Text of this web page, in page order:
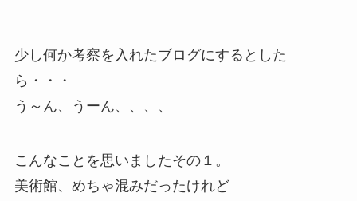
少し何か考察を入れたブログにするとした
ら・・・
う～ん、うーん、、、、
こんなことを思いましたその１。
美術館、めちゃ混みだったけれど